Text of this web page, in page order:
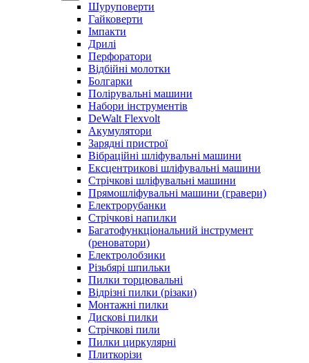
Шуруповерти
Гайковерти
Імпакти
Дрилі
Перфоратори
Відбійні молотки
Болгарки
Полірувальні машини
Набори інструментів
DeWalt Flexvolt
Акумулятори
Зарядні пристрої
Вібраційні шліфувальні машини
Ексцентрикові шліфувальні машини
Стрічкові шліфувальні машини
Прямошліфувальні машини (гравери)
Електрорубанки
Стрічкові напилки
Багатофункціональний інструмент
(реноватори)
Електролобзики
Різьбярі шпильки
Пилки торцювальні
Відрізні пилки (різаки)
Монтажні пилки
Дискові пилки
Стрічкові пили
Пилки циркулярні
Плиткорізи